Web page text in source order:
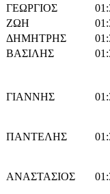
ΓΕΩΡΓΙΟΣ
ΖΩΗ
ΔΗΜΗΤΡΗΣ
ΒΑΣΙΛΗΣ
ΓΙΑΝΝΗΣ
ΠΑΝΤΕΛΗΣ
ΑΝΑΣΤΑΣΙΟΣ